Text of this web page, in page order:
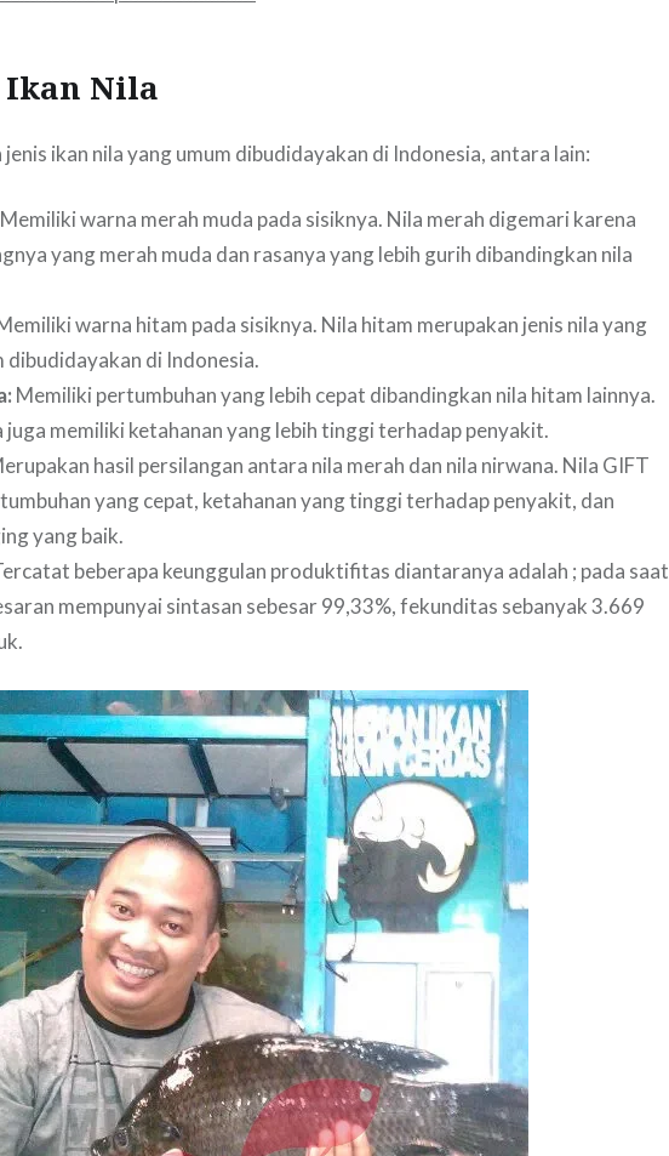
Ikan Nila
ikan nila yang umum dibudidayakan di Indonesia, antara lain:
Memiliki warna merah muda pada sisiknya. Nila merah digemari karena
yang merah muda dan rasanya yang lebih gurih dibandingkan nila
warna hitam pada sisiknya. Nila hitam merupakan jenis nila yang
dibudidayakan di Indonesia.
Memiliki pertumbuhan yang lebih cepat dibandingkan nila hitam lainnya.
juga memiliki ketahanan yang lebih tinggi terhadap penyakit.
hasil persilangan antara nila merah dan nila nirwana. Nila GIFT
yang cepat, ketahanan yang tinggi terhadap penyakit, dan
yang baik.
beberapa keunggulan produktifitas diantaranya adalah ; pada saat
mempunyai sintasan sebesar 99,33%, fekunditas sebanyak 3.669